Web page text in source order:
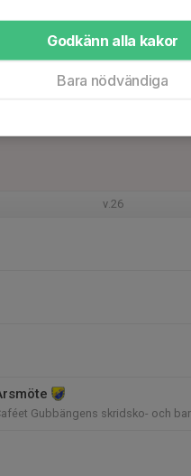
v.26
Gubbängens skridsko- och
Godkänn alla kakor
Bara nödvändiga